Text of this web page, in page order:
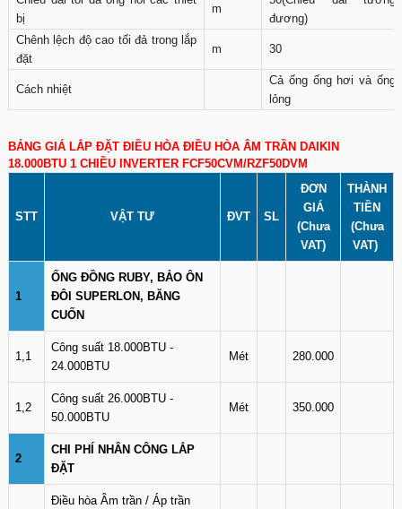
bị
m
đương)
Chênh lệch độ cao tối đả trong lắp
đặt
m 30
Cách nhiệt
Cả ống ống hơi và ống
lỏng
BẢNG GIÁ LẮP ĐẶT ĐIỀU HÒA ĐIỀU HÒA ÂM TRẦN DAIKIN
18.000BTU 1 CHIỀU INVERTER FCF50CVM/RZF50DVM
STT VẬT TƯ ĐVT SL
ĐƠN
GIÁ
(Chưa
VAT)
THÀNH
TIỀN
(Chưa
VAT)
1
ỐNG ĐỒNG RUBY, BẢO ÔN
ĐÔI SUPERLON, BĂNG
CUỐN
1,1
Công suất 18.000BTU -
24.000BTU
Mét 280.000
1,2
Công suất 26.000BTU -
50.000BTU
Mét 350.000
2
CHI PHÍ NHÂN CÔNG LẮP
ĐẶT
Điều hòa Âm trần / Áp trần